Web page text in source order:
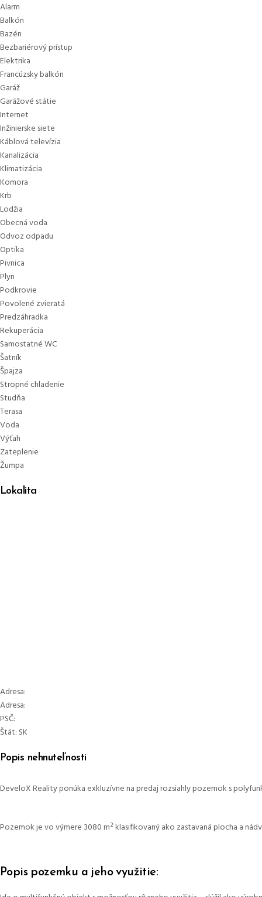
Alarm
Balkón
Bazén
Bezbariérový prístup
Elektrika
Francúzsky balkón
Garáž
Garážové státie
Internet
Inžinierske siete
Káblová televízia
Kanalizácia
Klimatizácia
Komora
Krb
Lodžia
Obecná voda
Odvoz odpadu
Optika
Pivnica
Plyn
Podkrovie
Povolené zvieratá
Predzáhradka
Rekuperácia
Samostatné WC
Šatník
Špajza
Stropné chladenie
Studňa
Terasa
Voda
Výťah
Zateplenie
Žumpa
Lokalita
Adresa:
Adresa:
PSČ:
Štát: SK
Popis nehnuteľnosti
DeveloX Reality ponúka exkluzívne na predaj rozsiahly pozemok s
Pozemok je vo výmere 3080 m² klasifikovaný ako zastavaná plocha a
Popis pozemku a jeho využitie: